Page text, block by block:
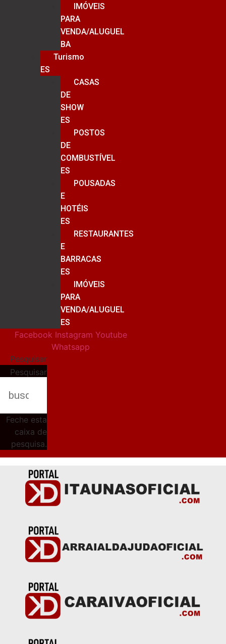
IMÓVEIS
PARA
VENDA/ALUGUEL
BA
Turismo
ES
CASAS
DE
SHOW
ES
POSTOS
DE
COMBUSTÍVEL
ES
POUSADAS
E
HOTÉIS
ES
RESTAURANTES
E
BARRACAS
ES
IMÓVEIS
PARA
VENDA/ALUGUEL
ES
Facebook Instagram Youtube
Whatsapp
Pesquisar
Pesquisar
Feche esta
caixa de
pesquisa.